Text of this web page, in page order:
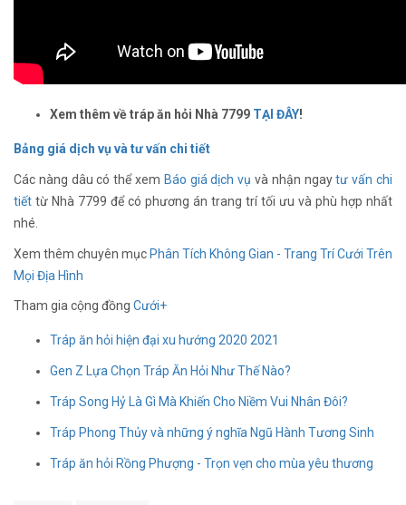
Xem thêm về tráp ăn hỏi Nhà 7799 TẠI ĐÂY!
Bảng giá dịch vụ và tư vấn chi tiết
Các nàng dâu có thể xem Báo giá dịch vụ và nhận ngaytư vấn chi
tiết từ Nhà 7799 để có phương án trang trí tối ưu và phù hợp nhất
nhé.
Xem thêm chuyên mục Phân Tích Không Gian - Trang Trí Cưới Trên
Mọi Địa Hình
Tham gia cộng đồng Cưới+
Tráp ăn hỏi hiện đại xu hướng 2020 2021
Gen Z Lựa Chọn Tráp Ăn Hỏi Như Thế Nào?
Tráp Song Hỷ Là Gì Mà Khiến Cho Niềm Vui Nhân Đôi?
Tráp Phong Thủy và những ý nghĩa Ngũ Hành Tương Sinh
Tráp ăn hỏi Rồng Phượng - Trọn vẹn cho mùa yêu thương